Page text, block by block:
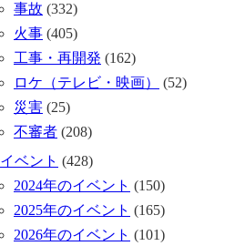
事故 (332)
火事 (405)
工事・再開発 (162)
ロケ（テレビ・映画）
(52)
災害 (25)
不審者 (208)
イベント (428)
2024年のイベント (150)
2025年のイベント (165)
2026年のイベント (101)